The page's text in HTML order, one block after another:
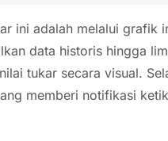
ini adalah melalui
data historis hingga
tukar secara visual.
memberi notifikasi